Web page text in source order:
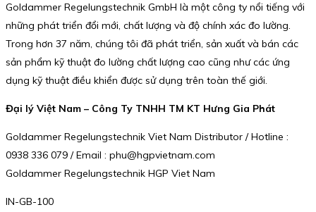
Goldammer Regelungstechnik GmbH là một công ty nổi tiếng với
những phát triển đổi mới, chất lượng và độ chính xác đo lường.
Trong hơn 37 năm, chúng tôi đã phát triển, sản xuất và bán các
sản phẩm kỹ thuật đo lường chất lượng cao cũng như các ứng
dụng kỹ thuật điều khiển được sử dụng trên toàn thế giới.
Đại lý Việt Nam – Công Ty TNHH TM KT Hưng Gia Phát
Goldammer Regelungstechnik Viet Nam Distributor / Hotline :
0938 336 079 / Email : phu@hgpvietnam.com
Goldammer Regelungstechnik HGP Viet Nam
IN-GB-100